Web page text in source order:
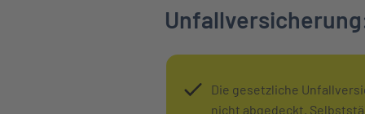
Die gesetzliche
nicht abgedeckt.